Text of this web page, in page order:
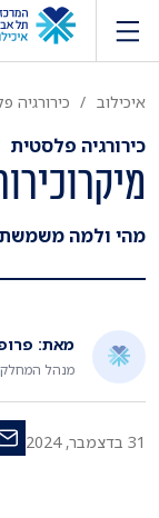
איכילוב כירורגיה
כירורגיה פלסטית
מהי ולמה משמשת
מאת:
מנהל
31 בדצמבר, 2024